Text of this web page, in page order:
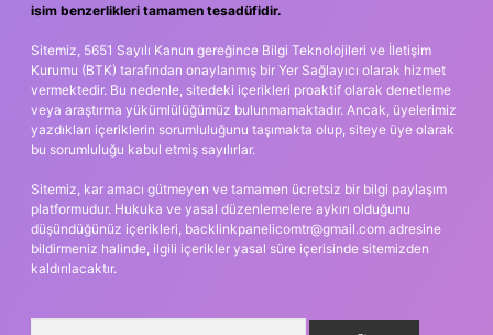
isim benzerlikleri tamamen tesadüfidir.
Sitemiz, 5651 Sayılı Kanun gereğince Bilgi Teknolojileri ve İletişim
Kurumu (BTK) tarafından onaylanmış bir Yer Sağlayıcı olarak hizmet
vermektedir. Bu nedenle, sitedeki içerikleri proaktif olarak denetleme
veya araştırma yükümlülüğümüz bulunmamaktadır. Ancak, üyelerimiz
yazdıkları içeriklerin sorumluluğunu taşımakta olup, siteye üye olarak
bu sorumluluğu kabul etmiş sayılırlar.
Sitemiz, kar amacı gütmeyen ve tamamen ücretsiz bir bilgi paylaşım
platformudur. Hukuka ve yasal düzenlemelere aykırı olduğunu
düşündüğünüz içerikleri, backlinkpanelicomtr@gmail.com adresine
bildirmeniz halinde, ilgili içerikler yasal süre içerisinde sitemizden
kaldırılacaktır.